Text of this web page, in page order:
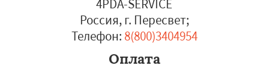
4PDA-SERVICE
Россия, г. Пересвет;
Телефон: 8(800)3404954
Оплата